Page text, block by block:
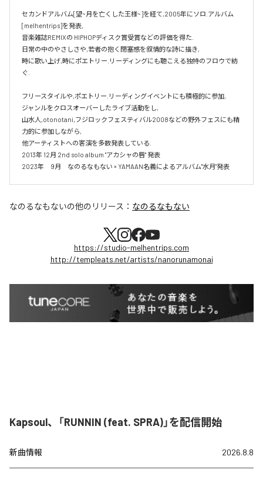
セカンドアルバム[望~月を亡くした王様~]を経て,2005年にソロ.アルバム
[melhentrips]を発表,
音楽雑誌REMIXの HIPHOPディスク賞受賞などの評価を得た.
日常の中のやさしさや,若者の抱く閉塞感を叙情的な詩に描き,
時に歌い上げ,時にポエトリー.リーディングにも聴こえる独特のフロウで紡
ぐ.
フリースタイルや,ポエトリー.リーディングイベントにも積極的に参加,
ジャンルをクロスオーバーしたライブ活動をし,
山水人,otonotani,フジロックフェスティバル2008などの野外フェスにも精
力的に参加しながら,
他アーティストへの客演を多数発表している.
2013年 12月 2nd solo album "アカシャの唇" 発表
2023年　9月　なのるなもない × YAMAAN名義によるアルバム"水月"発表
なのるなもないの他のリリース： なのるなもない
https://studio-melhentrips.com
http://templeats.net/artists/nanorunamonai
Kapsoul、「RUNNIN (feat. SPRA)」を配信開始
新曲情報 2026.8.8